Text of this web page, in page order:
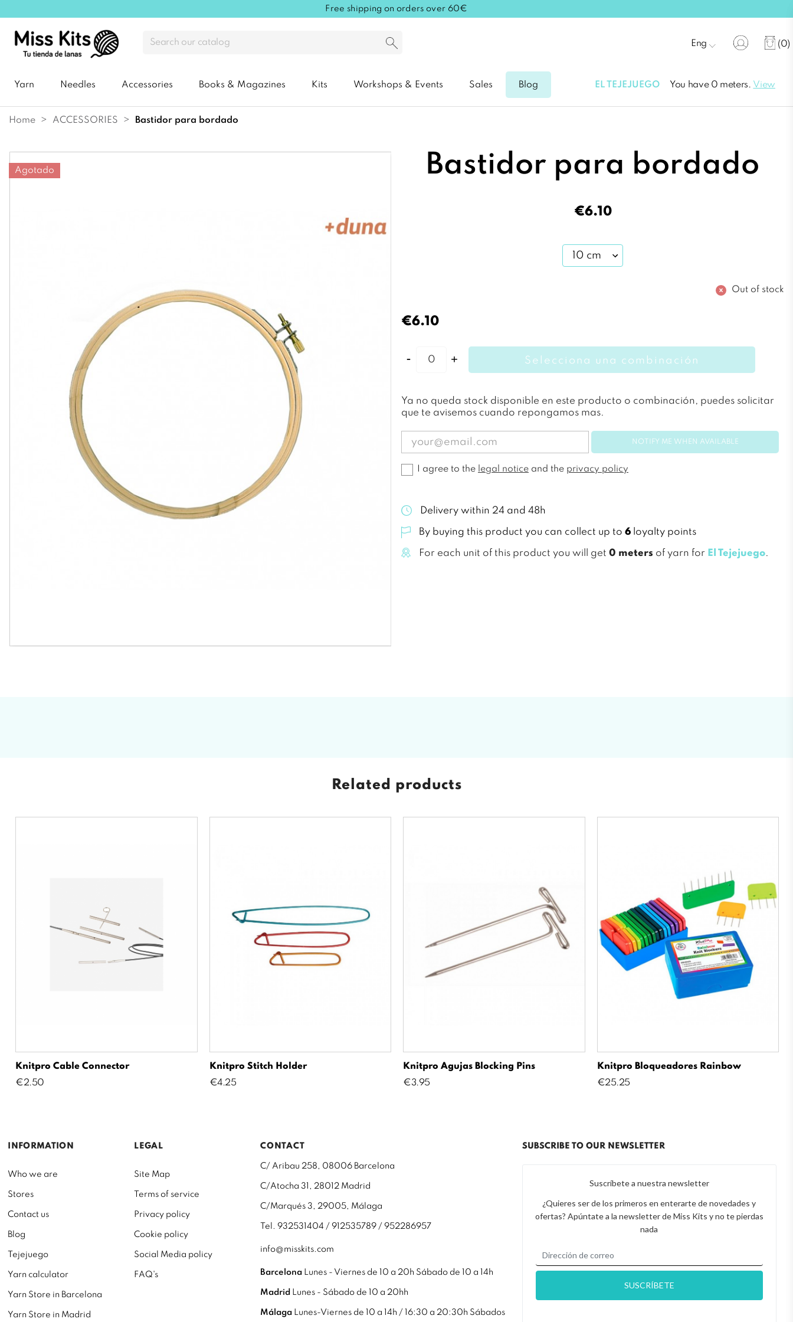
Free shipping on orders over 60€
(0)
Eng
Yarn Needles Accessories Books & Magazines Kits Workshops & Events Sales Blog EL TEJEJUEGO You have 0 meters. View
Home ACCESSORIES bastidor para bordado
Agotado Bastidor para bordado
€6.10
Out of stock
€6.10
Selecciona una combinación
Ya no queda stock disponible en este producto o combinación, puedes solicitar
que te avisemos cuando repongamos mas.
NOTIFY ME WHEN AVAILABLE
I agree to the legal notice and the privacy policy
Delivery within 24 and 48h
By buying this product you can collect up to 6 loyalty points
For each unit of this product you will get 0 meters of yarn for El Tejejuego.
Related products
Knitpro Cable Connector
Price
€2.50
Knitpro Stitch Holder
Price
€4.25
Knitpro Agujas Blocking Pins
Price
€3.95
Knitpro Bloqueadores Rainbow
Price
€25.25
INFORMATION
Who we are
Stores
Contact us
Blog
Tejejuego
Yarn calculator
Yarn Store in Barcelona
Yarn Store in Madrid
LEGAL
Site Map
Terms of service
Privacy policy
Cookie policy
Social Media policy
FAQ's
CONTACT
C/ Aribau 258, 08006 Barcelona
C/Atocha 31, 28012 Madrid
C/Marqués 3, 29005, Málaga
Tel. 932531404 / 912535789 / 952286957
info@misskits.com
Barcelona Lunes - Viernes de 10 a 20h Sábado de 10 a 14h
Madrid Lunes - Sábado de 10 a 20hh
Málaga Lunes-Viernes de 10 a 14h / 16:30 a 20:30h Sábados
SUBSCRIBE TO OUR NEWSLETTER
Suscríbete a nuestra newsletter
¿Quieres ser de los primeros en enterarte de novedades y
ofertas? Apúntate a la newsletter de Miss Kits y no te pierdas
nada